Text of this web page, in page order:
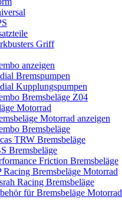
Griff
anzeigen
Bremspumpen
Kupplungspumpen
Bremsbeläge Z04
Motorrad
Motorrad anzeigen
Bremsbeläge
TRW Bremsbeläge
Bremsbeläge
Friction Bremsbeläge
Racing Bremsbeläge Motorrad
Racing Bremsbeläge
für Bremsbeläge Motorrad